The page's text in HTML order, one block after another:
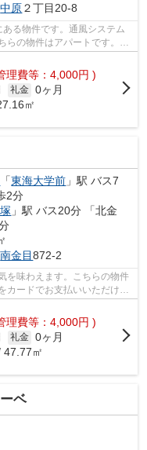
中原２丁目20-8
る物件です。通風システム
らの物件はアパートです。始
理費等：4,000円 )
礼金 0ヶ月
㎡
「東海大学前 」駅 バス7
2分
」駅 バス20分 「北金
南金目872-2
を味わえます。こちらの物件
ードでお支払いいただけま
理費等：4,000円 )
礼金 0ヶ月
47.77㎡
ベ